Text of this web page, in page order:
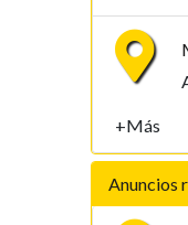
+Más
Anuncios